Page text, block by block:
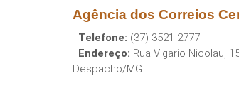
Agência dos Correios
Telefone: (37) 3521-2777
Endereço: Rua Vigario Nicolau,
Despacho/MG